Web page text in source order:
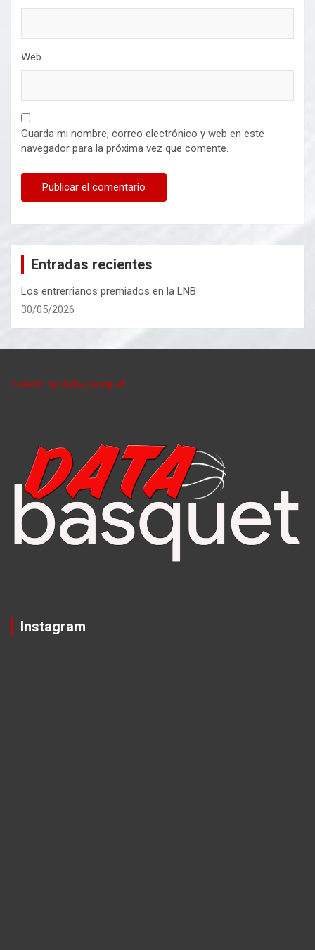
Web
Guarda mi nombre, correo electrónico y web en este
navegador para la próxima vez que comente.
Entradas recientes
Los entrerrianos premiados en la LNB
30/05/2026
Tweets by data_basquet
Instagram